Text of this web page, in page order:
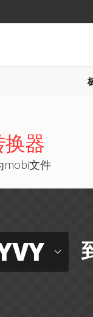
换器
mobi文件